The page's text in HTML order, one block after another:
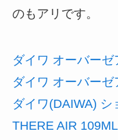
のもアリです。
ダイワ オーバーゼ
ダイワ オーバーゼ
ダイワ(DAIWA)
THERE AIR